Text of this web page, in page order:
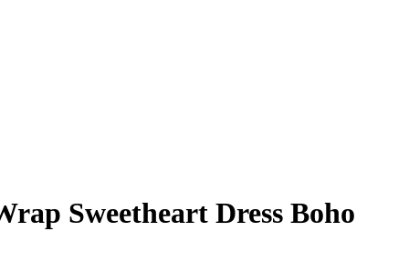
Sweetheart Dress Boho